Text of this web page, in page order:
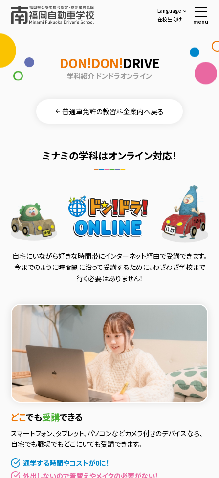
Language
在校生向け
menu
DON!DON!DRIVE
学科紹介 ドンドラオンライン
普通車免許の教習料金案内へ戻る
ミナミの学科はオンライン対応！
自宅にいながら好きな時間帯にインターネット経由で受講できます。
今までのように時間割に沿って受講するために、わざわざ学校まで
行く必要はありません！
どこでも受講できる
スマートフォン、タブレット、パソコンなどカメラ付きのデバイスなら、
自宅でも職場でもどこにいても受講できます。
通学する時間やコストが0に！
外出しないので着替えやメイクの必要がない！